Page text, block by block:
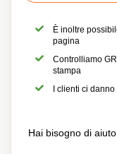
È inoltre
pagina
Controlliamo
stampa
I clienti ci
Hai bisogno di